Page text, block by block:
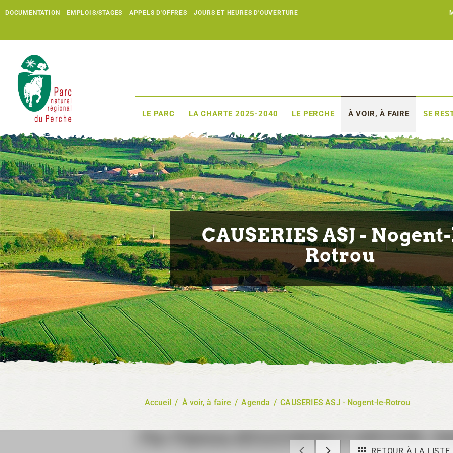
DOCUMENTATION EMPLOIS/STAGES APPELS D'OFFRES JOURS ET HEURES D'OUVERTURE
LE PARC LA CHARTE 2025-2040 LE PERCHE À VOIR, À FAIRE SE
CAUSERIES ASJ -
Rotrou
Accueil / À voir, à faire / Agenda / CAUSERIES ASJ - Nogent-le-Rotrou
RETOUR À LA LISTE